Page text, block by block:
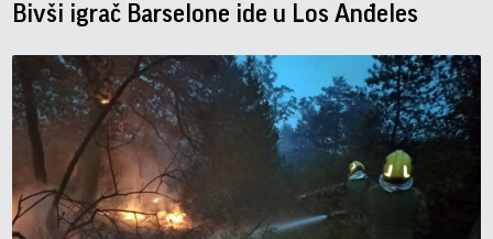
Bivši igrač Barselone ide u Los Anđeles